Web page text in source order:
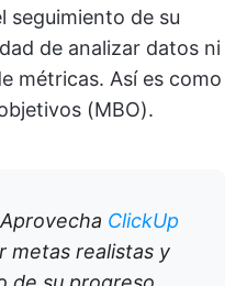
seguimiento de su
de analizar datos ni
métricas. Así es como
(MBO).
Aprovecha ClickUp
metas realistas y